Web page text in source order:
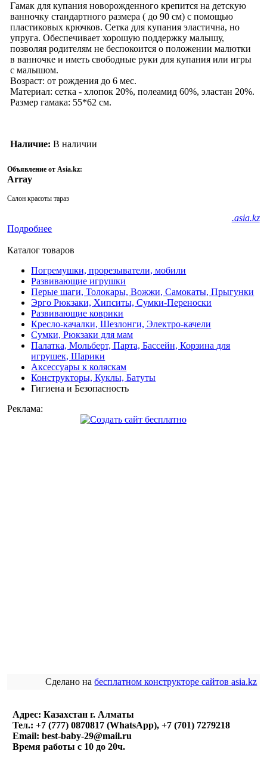
Гамак для купания новорожденного крепится на детскую
ванночку стандартного размера ( до 90 см) с помощью
пластиковых крючков. Сетка для купания эластична, но
упруга. Обеспечивает хорошую поддержку малышу,
позволяя родителям не беспокоится о положении малютки
в ванночке и иметь свободные руки для купания или игры
с малышом.
Возраст: от рождения до 6 мес.
Материал: сетка - хлопок 20%, полеамид 60%, эластан 20%.
Размер гамака: 55*62 см.
Наличие: В наличии
Объявление от Asia.kz:
Array
Салон красоты тараз
.asia.kz
Подробнее
Каталог товаров
Погремушки, прорезыватели, мобили
Развивающие игрушки
Перые шаги, Толокары, Вожжи, Самокаты, Прыгунки
Эрго Рюкзаки, Хипситы, Сумки-Переноски
Развивающие коврики
Кресло-качалки, Шезлонги, Электро-качели
Сумки, Рюкзаки для мам
Палатка, Мольберт, Парта, Бассейн, Корзина для
игрушек, Шарики
Аксессуары к коляскам
Конструкторы, Куклы, Батуты
Гигиена и Безопасность
Реклама:
Сделано набесплатном конструкторе сайтов asia.kz
Адрес: Казахстан г. Алматы
Тел.: +7 (777) 0870817 (WhatsApp), +7 (701) 7279218
Email: best-baby-29@mail.ru
Время работы с 10 до 20ч.